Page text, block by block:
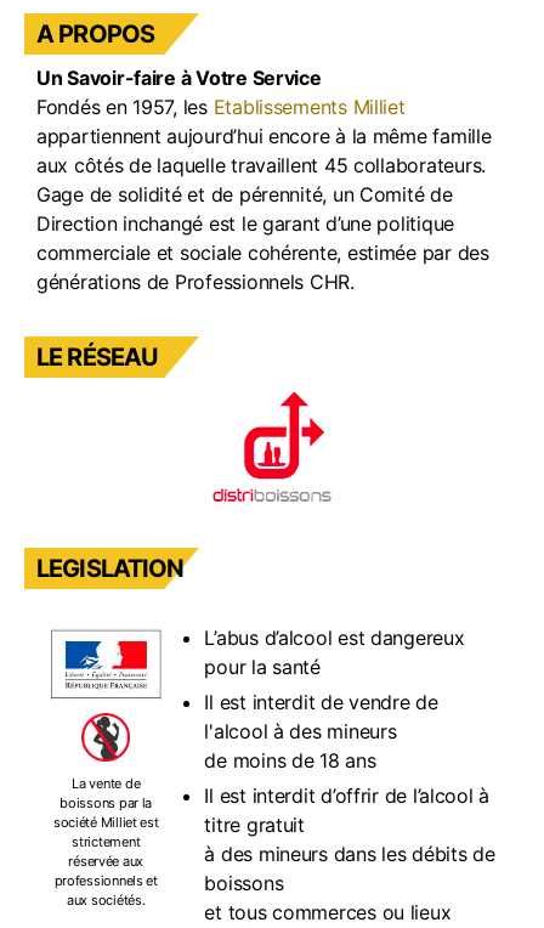
A PROPOS
Un Savoir-faire à Votre Service
Fondés en 1957, les Etablissements Milliet
appartiennent aujourd’hui encore à la même famille
aux côtés de laquelle travaillent 45 collaborateurs.
Gage de solidité et de pérennité, un Comité de
Direction inchangé est le garant d’une politique
commerciale et sociale cohérente, estimée par des
générations de Professionnels CHR.
LE RÉSEAU
LEGISLATION
La vente de
boissons par la
société Milliet est
strictement
réservée aux
professionnels et
aux sociétés.
L’abus d’alcool est dangereux
pour la santé
Il est interdit de vendre de
l'alcool à des mineurs
de moins de 18 ans
Il est interdit d’offrir de l’alcool à
titre gratuit
à des mineurs dans les débits de
boissons
et tous commerces ou lieux